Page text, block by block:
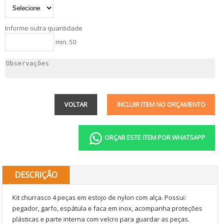
Informe outra quantidade
min. 50
INCLUIR ITEM NO ORÇAMENTO
VOLTAR
ORÇAR ESTE ITEM POR WHATSAPP
DESCRIÇÃO
Kit churrasco 4 peças em estojo de nylon com alça. Possui:
pegador, garfo, espátula e faca em inox, acompanha proteções
plásticas e parte interna com velcro para guardar as peças.